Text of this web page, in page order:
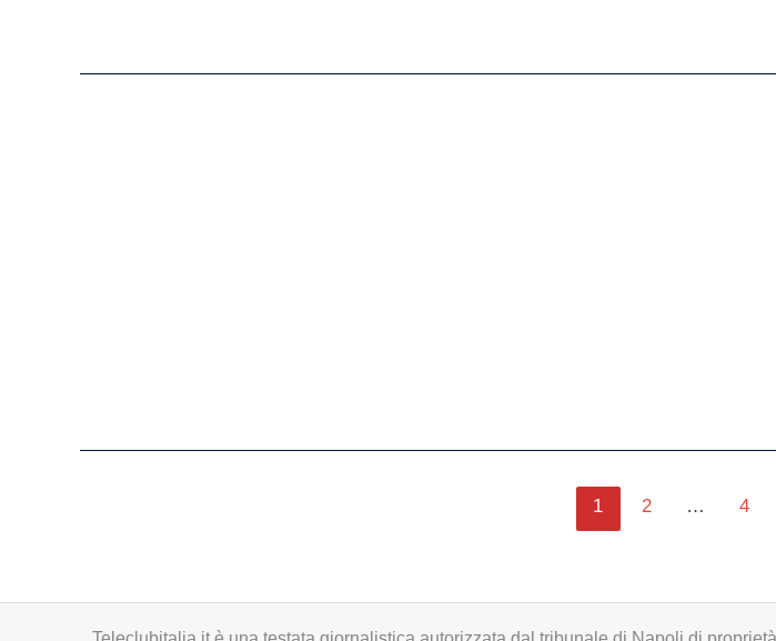
1 2 … 4